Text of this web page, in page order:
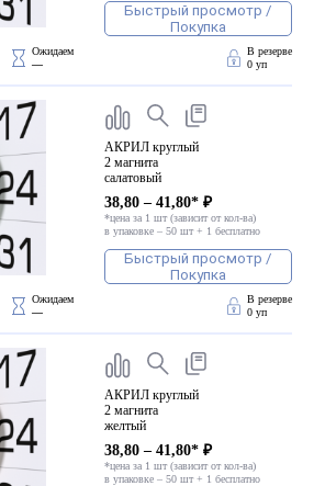
Быстрый просмотр /
Покупка
Ожидаем
—
В резерве
0 уп
АКРИЛ круглый
2 магнита
салатовый
38,80 – 41,80* ₽
*цена за 1 шт (зависит от кол-ва)
в упаковке – 50 шт + 1 бесплатно
Быстрый просмотр /
Покупка
Ожидаем
—
В резерве
0 уп
АКРИЛ круглый
2 магнита
желтый
38,80 – 41,80* ₽
*цена за 1 шт (зависит от кол-ва)
в упаковке – 50 шт + 1 бесплатно